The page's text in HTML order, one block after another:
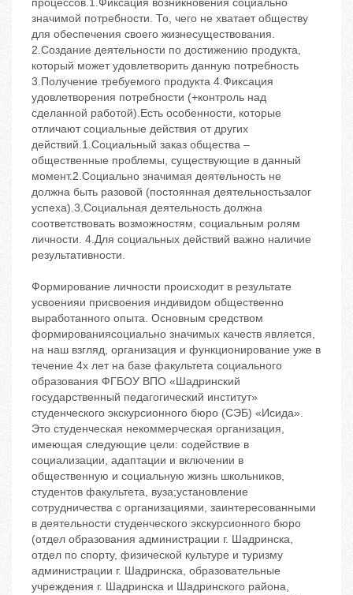
Формирование личности происходит в результате
усвоенияи присвоения индивидом общественно
выработанного опыта. Основным средством
формированиясоциально значимых качеств является,
на наш взгляд, организация и функционирование уже в
течение 4х лет на базе факультета социального
образования ФГБОУ ВПО «Шадринский
государственный педагогический институт»
студенческого экскурсионного бюро (СЭБ) «Исида».
Это студенческая некоммерческая организация,
имеющая следующие цели: содействие в
социализации, адаптации и включении в
общественную и социальную жизнь школьников,
студентов факультета, вуза;установление
сотрудничества с организациями, заинтересованными
в деятельности студенческого экскурсионного бюро
(отдел образования администрации г. Шадринска,
отдел по спорту, физической культуре и туризму
администрации г. Шадринска, образовательные
учреждения г. Шадринска и Шадринского района,